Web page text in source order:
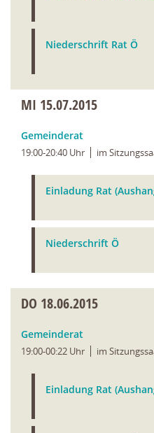
Niederschrift Rat Ö
MI 15.07.2015
Gemeinderat
19:00-20:40 Uhr im
Einladung Rat
Niederschrift Ö
DO 18.06.2015
Gemeinderat
19:00-00:22 Uhr im
Einladung Rat